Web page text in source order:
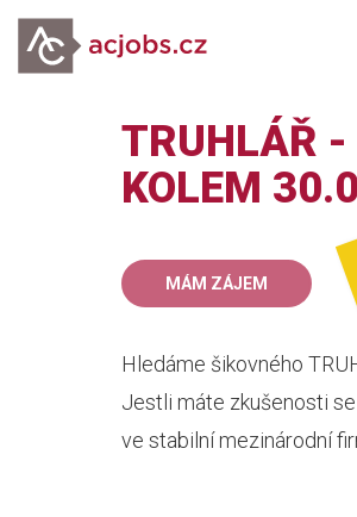
TRUHLÁŘ
KOLEM
MÁM ZÁJEM
Hledáme šikovného
Jestli máte zkušenosti
ve stabilní mezinárodní